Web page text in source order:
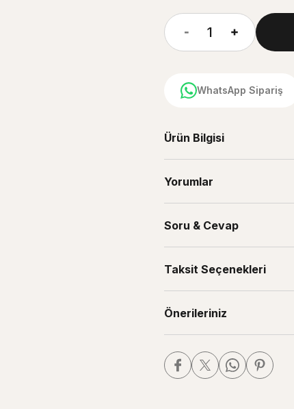
WhatsApp Sipariş
Ürün Bilgisi
Yorumlar
Soru & Cevap
Taksit Seçenekleri
Önerileriniz